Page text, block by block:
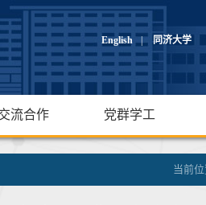
English | 同济大学
流合作 党群学工
当前